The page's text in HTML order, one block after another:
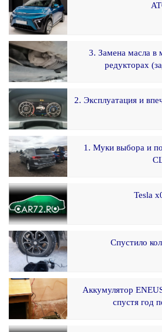
3. Замена масла в
редукторах
2. Эксплуатация и
1. Муки выбора и
Tesla
Спустило
Аккумулятор
спустя год